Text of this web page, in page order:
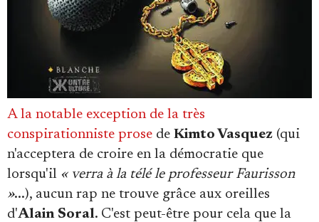
Se connecter
A la notable exception de la très
conspirationniste prose de Kimto Vasquez (qui
n'acceptera de croire en la démocratie que
lorsqu'il « verra à la télé le professeur Faurisson
»...), aucun rap ne trouve grâce aux oreilles
d'Alain Soral. C'est peut-être pour cela que la